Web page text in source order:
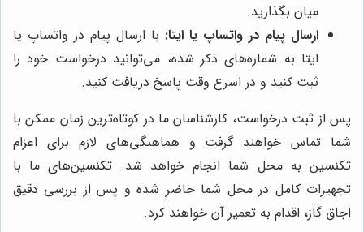
میان بگذارید.
ارسال پیام در واتساپ یا ایتا: با ارسال پیام در واتساپ یا
ایتا به شماره‌های ذکر شده، می‌توانید درخواست خود را
ثبت کنید و در اسرع وقت پاسخ دریافت کنید.
پس از ثبت درخواست، کارشناسان ما در کوتاه‌ترین زمان ممکن با
شما تماس خواهند گرفت و هماهنگی‌های لازم برای اعزام
تکنسین به محل شما انجام خواهد شد. تکنسین‌های ما با
تجهیزات کامل در محل شما حاضر شده و پس از بررسی دقیق
اجاق گاز، اقدام به تعمیر آن خواهند کرد.